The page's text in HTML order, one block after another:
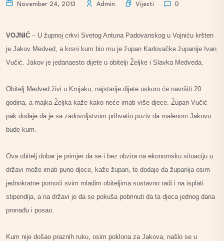
November 24, 2013 Admin Vijesti 0
VOJNIĆ – U župnoj crkvi Svetog Antuna Padovanskog u Vojniću kršten
je Jakov Medved, a krsni kum bio mu je župan Karlovačke županije Ivan
Vučić. Jakov je jedanaesto dijete u obitelji Željke i Slavka Medveda.
Obitelj Medved živi u Krnjaku, najstarije dijete uskoro će navršiti 20
godina, a majka Željka kaže kako neće imati više djece. Župan Vučić
pak dodaje da je sa zadovoljstvom prihvatio poziv da malenom Jakovu
bude kum.
Ova obitelj dobar je primjer da se i bez obzira na ekonomsku situaciju u
državi može imati puno djece, kaže župan, te dodaje da županija osim
jednokratne pomoći svim mladim obiteljima sustavno radi i na isplati
stipendija, a na državi je da se pokuša pobrinuti da ta djeca jednog dana
pronađu i posao.
Kum nije došao praznih ruku, osim poklona za Jakova, našlo se u